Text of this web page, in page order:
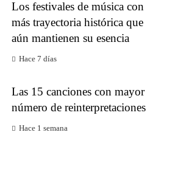
Los festivales de música con
más trayectoria histórica que
aún mantienen su esencia
Hace 7 días
Las 15 canciones con mayor
número de reinterpretaciones
Hace 1 semana